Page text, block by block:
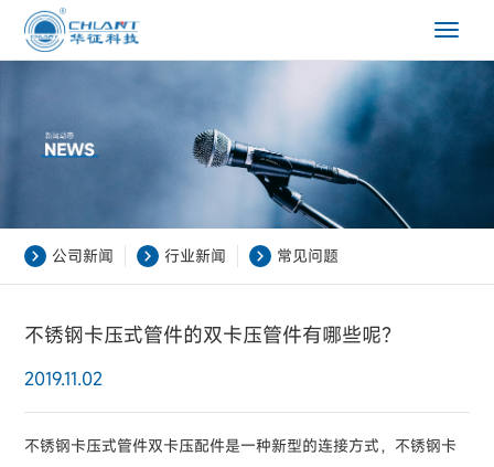
Toggle
公司新闻 行业新闻 常见问题
不锈钢卡压式管件的双卡压管件有哪些呢？
2019.11.02
不锈钢卡压式管件双卡压配件是一种新型的连接方式，不锈钢卡